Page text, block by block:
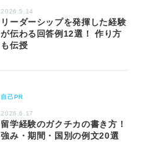
2026.5.14
リーダーシップを発揮した経験
が伝わる回答例12選！ 作り方
も伝授
自己PR
2026.6.17
留学経験のガクチカの書き方！
強み・期間・国別の例文20選